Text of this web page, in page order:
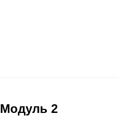
Модуль 2